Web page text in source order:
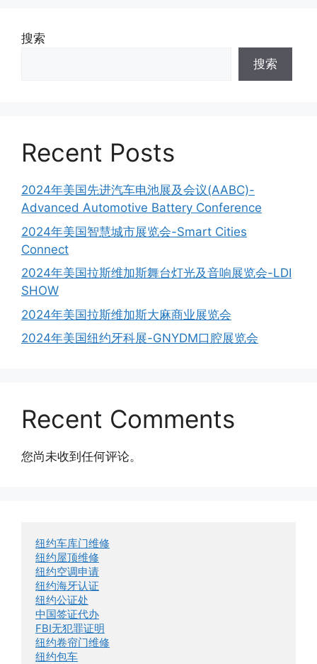
搜索
搜索
Recent Posts
2024年美国先进汽车电池展及会议(AABC)-
Advanced Automotive Battery Conference
2024年美国智慧城市展览会-Smart Cities
Connect
2024年美国拉斯维加斯舞台灯光及音响展览会-LDI
SHOW
2024年美国拉斯维加斯大麻商业展览会
2024年美国纽约牙科展-GNYDM口腔展览会
Recent Comments
您尚未收到任何评论。
纽约车库门维修
纽约屋顶维修
纽约空调申请
纽约海牙认证
纽约公证处
中国签证代办
FBI无犯罪证明
纽约卷帘门维修
纽约包车